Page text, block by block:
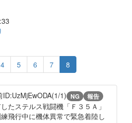
4 5 6 7 8
ID:UzMjEwODA(1/1) NG 報告
たステルス戦闘機「Ｆ３５Ａ」
飛行中に機体異常で緊急着陸し